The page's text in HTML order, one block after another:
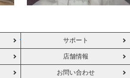
サポート
店舗情報
お問い合わせ